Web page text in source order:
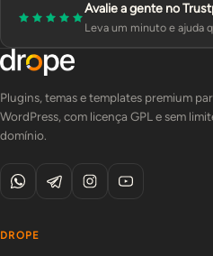
Avalie a gente no
Leva um minuto e ajuda
Plugins, temas e templates premium
WordPress, com licença GPL e sem
domínio.
DROPE